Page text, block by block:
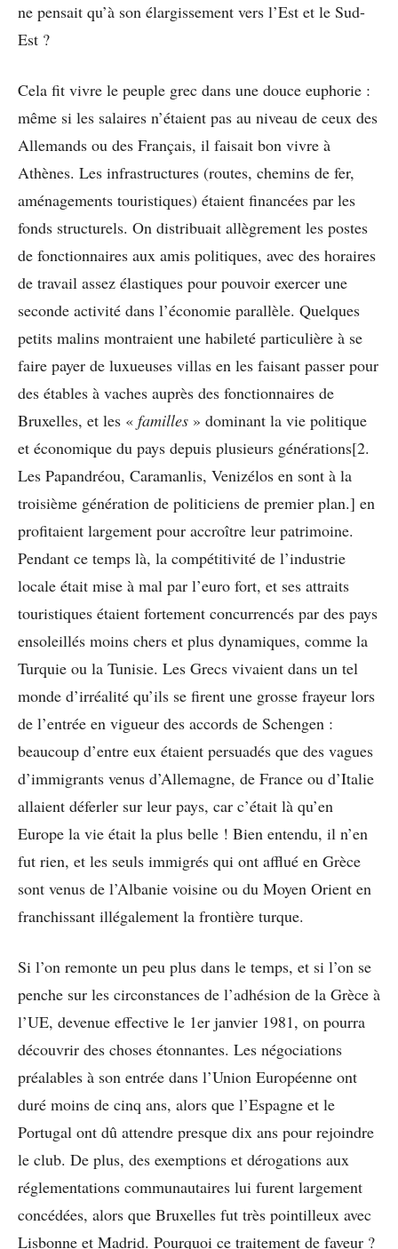
ne pensait qu’à son élargissement vers l’Est et le Sud-
Est ?
Cela fit vivre le peuple grec dans une douce euphorie :
même si les salaires n’étaient pas au niveau de ceux des
Allemands ou des Français, il faisait bon vivre à
Athènes. Les infrastructures (routes, chemins de fer,
aménagements touristiques) étaient financées par les
fonds structurels. On distribuait allègrement les postes
de fonctionnaires aux amis politiques, avec des horaires
de travail assez élastiques pour pouvoir exercer une
seconde activité dans l’économie parallèle. Quelques
petits malins montraient une habileté particulière à se
faire payer de luxueuses villas en les faisant passer pour
des étables à vaches auprès des fonctionnaires de
Bruxelles, et les « familles » dominant la vie politique
et économique du pays depuis plusieurs générations[2.
Les Papandréou, Caramanlis, Venizélos en sont à la
troisième génération de politiciens de premier plan.] en
profitaient largement pour accroître leur patrimoine.
Pendant ce temps là, la compétitivité de l’industrie
locale était mise à mal par l’euro fort, et ses attraits
touristiques étaient fortement concurrencés par des pays
ensoleillés moins chers et plus dynamiques, comme la
Turquie ou la Tunisie. Les Grecs vivaient dans un tel
monde d’irréalité qu’ils se firent une grosse frayeur lors
de l’entrée en vigueur des accords de Schengen :
beaucoup d’entre eux étaient persuadés que des vagues
d’immigrants venus d’Allemagne, de France ou d’Italie
allaient déferler sur leur pays, car c’était là qu’en
Europe la vie était la plus belle ! Bien entendu, il n’en
fut rien, et les seuls immigrés qui ont afflué en Grèce
sont venus de l’Albanie voisine ou du Moyen Orient en
franchissant illégalement la frontière turque.
Si l’on remonte un peu plus dans le temps, et si l’on se
penche sur les circonstances de l’adhésion de la Grèce à
l’UE, devenue effective le 1er janvier 1981, on pourra
découvrir des choses étonnantes. Les négociations
préalables à son entrée dans l’Union Européenne ont
duré moins de cinq ans, alors que l’Espagne et le
Portugal ont dû attendre presque dix ans pour rejoindre
le club. De plus, des exemptions et dérogations aux
réglementations communautaires lui furent largement
concédées, alors que Bruxelles fut très pointilleux avec
Lisbonne et Madrid. Pourquoi ce traitement de faveur ?